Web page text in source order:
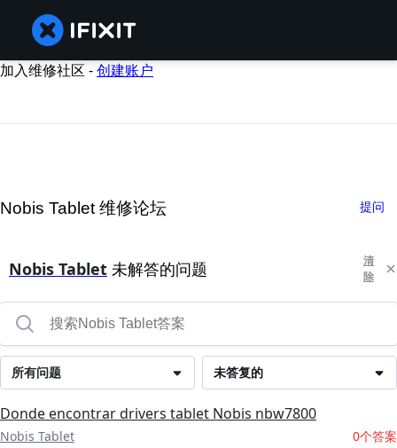
加入维修社区 -创建账户
Nobis Tablet 维修论坛 提问
Nobis Tablet 未解答的问题
清
除
未答复的
所有问题
Donde encontrar drivers tablet Nobis nbw7800
Nobis Tablet 0个答案